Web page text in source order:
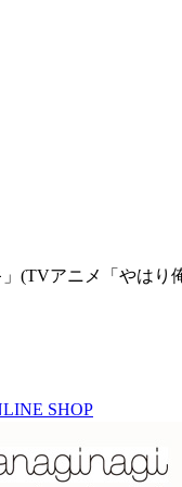
(TVアニメ「やはり